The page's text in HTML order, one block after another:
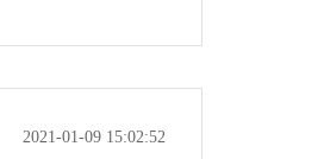
2021-01-09 15:02:52